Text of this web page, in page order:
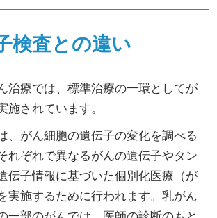
検査との違い
治療では、標準治療の一環としてが
施されています。
、がん細胞の遺伝子の変化を調べる
れぞれで異なるがんの遺伝子やタン
伝子情報に基づいた個別化医療（が
実施するために行われます。乳がん